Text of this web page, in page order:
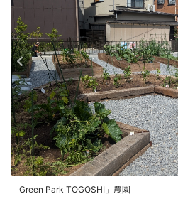
「Green Park TOGOSHI」農園